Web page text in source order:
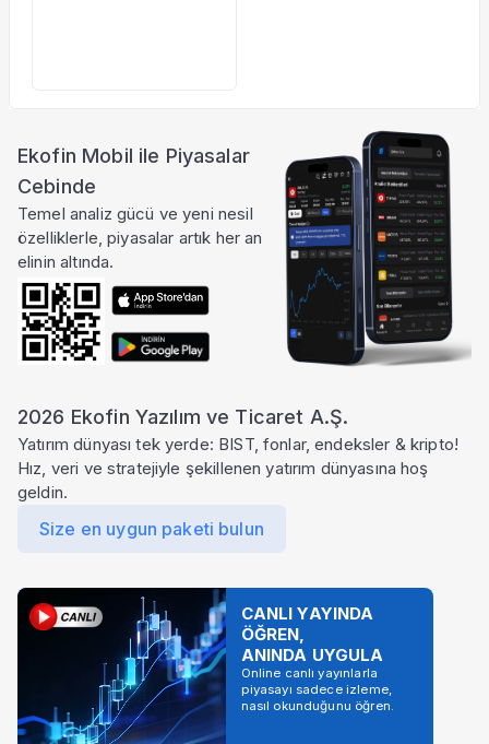
Ekofin Mobil ile Piyasalar
Cebinde
Temel analiz gücü ve yeni nesil
özelliklerle, piyasalar artık her an
elinin altında.
2026 Ekofin Yazılım ve Ticaret A.Ş.
Yatırım dünyası tek yerde: BIST, fonlar, endeksler & kripto!
Hız, veri ve stratejiyle şekillenen yatırım dünyasına hoş
geldin.
Size en uygun paketi bulun
CANLI YAYINDA
ÖĞREN,
ANINDA UYGULA
Online canlı yayınlarla
piyasayı sadece izleme,
nasıl okunduğunu öğren.